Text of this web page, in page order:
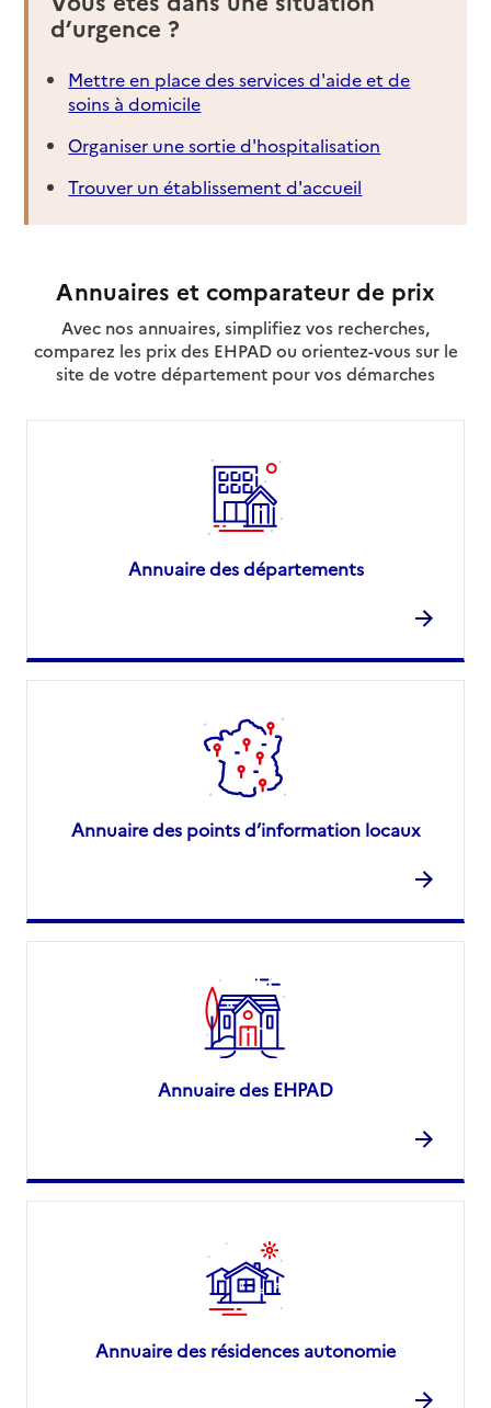
d’urgence ?
Mettre en place des services d'aide et de
soins à domicile
Organiser une sortie d'hospitalisation
Trouver un établissement d'accueil
Annuaires et comparateur de prix
Avec nos annuaires, simplifiez vos recherches,
comparez les prix des EHPAD ou orientez-vous sur le
site de votre département pour vos démarches
Annuaire des départements
Annuaire des points d’information locaux
Annuaire des EHPAD
Annuaire des résidences autonomie